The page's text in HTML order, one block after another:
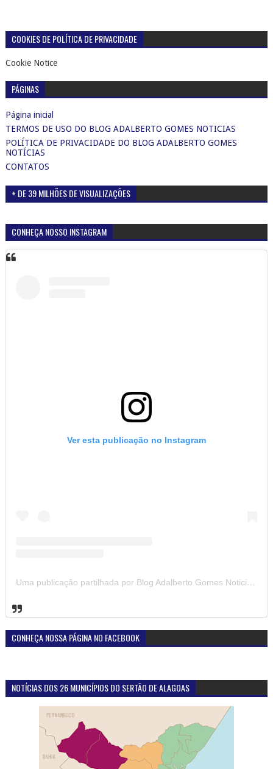
COOKIES DE POLÍTICA DE PRIVACIDADE
Cookie Notice
PÁGINAS
Página inicial
TERMOS DE USO DO BLOG ADALBERTO GOMES NOTICIAS
POLÍTICA DE PRIVACIDADE DO BLOG ADALBERTO GOMES
NOTÍCIAS
CONTATOS
+ DE 39 MILHÕES DE VISUALIZAÇÕES
CONHEÇA NOSSO INSTAGRAM
Ver esta publicação no Instagram
Uma publicação partilhada por Blog Adalberto Gomes Noticias (@blogadalbertogomesnoticiass)
CONHEÇA NOSSA PÁGINA NO FACEBOOK
NOTÍCIAS DOS 26 MUNICÍPIOS DO SERTÃO DE ALAGOAS